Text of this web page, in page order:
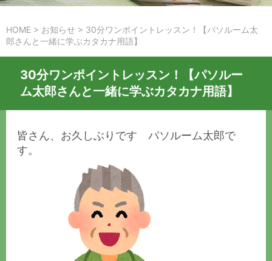
HOME > お知らせ > 30分ワンポイントレッスン！【パソルーム太
郎さんと一緒に学ぶカタカナ用語】
30分ワンポイントレッスン！【パソルー
ム太郎さんと一緒に学ぶカタカナ用語】
皆さん、お久しぶりです パソルーム太郎で
す。